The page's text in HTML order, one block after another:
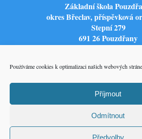
Používáme cookies k optimalizaci našich webových
Příjmout
Odmítnout
Předvolby
Základní škola
okres Břeclav, příspěvková
Stepní 279
691 26 Pouzdřany
IČO: 70979375
č. účtu: 86-1830920257/